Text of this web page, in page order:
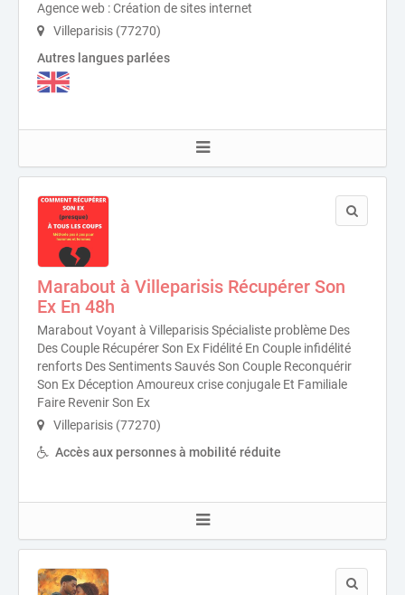
Agence web : Création de sites internet
Villeparisis (77270)
Autres langues parlées
Marabout à Villeparisis Récupérer Son
Ex En 48h
Marabout Voyant à Villeparisis Spécialiste problème Des
Des Couple Récupérer Son Ex Fidélité En Couple infidélité
renforts Des Sentiments Sauvés Son Couple Reconquérir
Son Ex Déception Amoureux crise conjugale Et Familiale
Faire Revenir Son Ex
Villeparisis (77270)
Accès aux personnes à mobilité réduite